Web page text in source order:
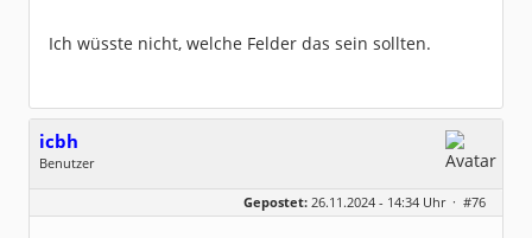
Ich wüsste nicht, welche Felder das sein sollten.
icbh
Benutzer
Dabei seit:
05 / 2020
Gepostet: 26.11.2024 - 14:34 Uhr · #76